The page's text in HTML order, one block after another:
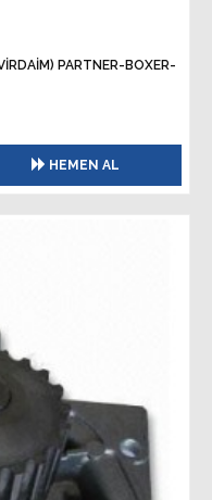
PARTNER-BOXER-
HEMEN AL